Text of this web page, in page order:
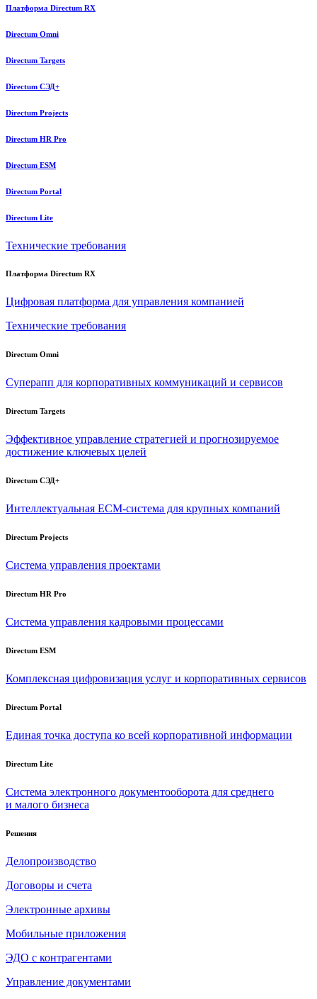
Платформа Directum RX
Directum Omni
Directum Targets
Directum СЭД+
Directum Projects
Directum HR Pro
Directum ESM
Directum Portal
Directum Lite
Технические требования
Платформа Directum RX
Цифровая платформа для управления компанией
Технические требования
Directum Omni
Суперапп для корпоративных коммуникаций и сервисов
Directum Targets
Эффективное управление стратегией и прогнозируемое
достижение ключевых целей
Directum СЭД+
Интеллектуальная ECM-система для крупных компаний
Directum Projects
Система управления проектами
Directum HR Pro
Система управления кадровыми процессами
Directum ESM
Комплексная цифровизация услуг и корпоративных сервисов
Directum Portal
Единая точка доступа ко всей корпоративной информации
Directum Lite
Система электронного документооборота для среднего
и малого бизнеса
Решения
Делопроизводство
Договоры и счета
Электронные архивы
Мобильные приложения
ЭДО с контрагентами
Управление документами